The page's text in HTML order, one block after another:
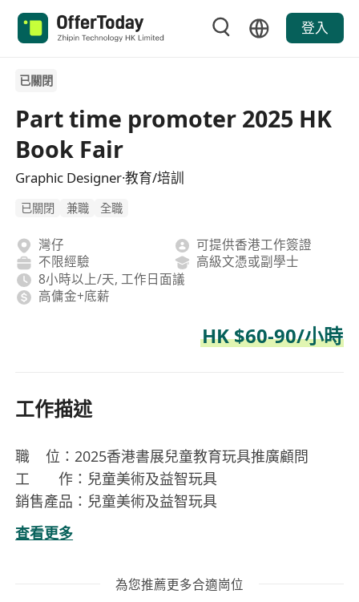
登入
已關閉
Part time promoter 2025 HK
Book Fair
Graphic Designer·教育/培訓
已關閉 兼職 全職
灣仔
可提供香港工作簽證
不限經驗
高級文憑或副學士
8小時以上/天, 工作日面議
高傭金+底薪
HK $60-90/小時
工作描述
職 位：2025香港書展兒童教育玩具推廣顧問
工 作：兒童美術及益智玩具
銷售產品：兒童美術及益智玩具
工作範圍：即場銷售、輕量搬貨及執貨
工作地點：灣仔會議展覽中心（香港書展2025）
工作日期：2025年7月15至23日(必需返足8日)
查看更多
為您推薦更多合適崗位